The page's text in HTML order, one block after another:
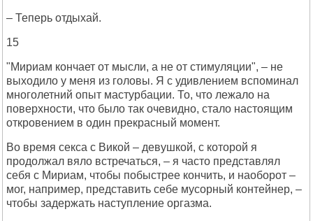
– Теперь отдыхай.
15
"Мириам кончает от мысли, а не от стимуляции", – не
выходило у меня из головы. Я с удивлением вспоминал
многолетний опыт мастурбации. То, что лежало на
поверхности, что было так очевидно, стало настоящим
откровением в один прекрасный момент.
Во время секса с Викой – девушкой, с которой я
продолжал вяло встречаться, – я часто представлял
себя с Мириам, чтобы побыстрее кончить, и наоборот –
мог, например, представить себе мусорный контейнер, –
чтобы задержать наступление оргазма.